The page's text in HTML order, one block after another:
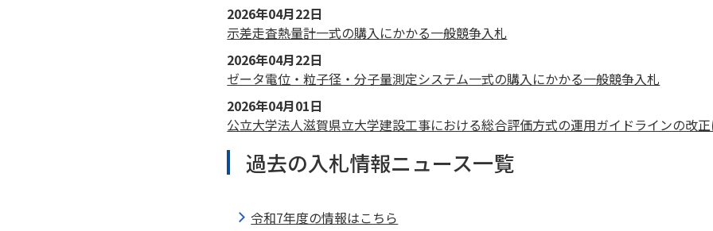
2026年04月22日
示差走査熱量計一式の購入にかかる一般競争入札
2026年04月22日
ゼータ電位・粒子径・分子量測定システム一式の購入にかかる一般競争入札
2026年04月01日
公立大学法人滋賀県立大学建設工事における総合評価方式の運用ガイドラインの改
過去の入札情報ニュース一覧
令和7年度の情報はこちら